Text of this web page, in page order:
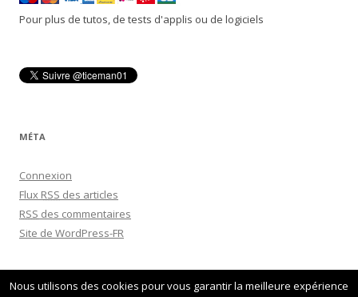
r
c
e
r
Pour plus de tutos, de tests d'applis ou de logiciels
MÉTA
Connexion
Flux RSS des articles
RSS des commentaires
Site de WordPress-FR
Nous utilisons des cookies pour vous garantir la meilleure expérience